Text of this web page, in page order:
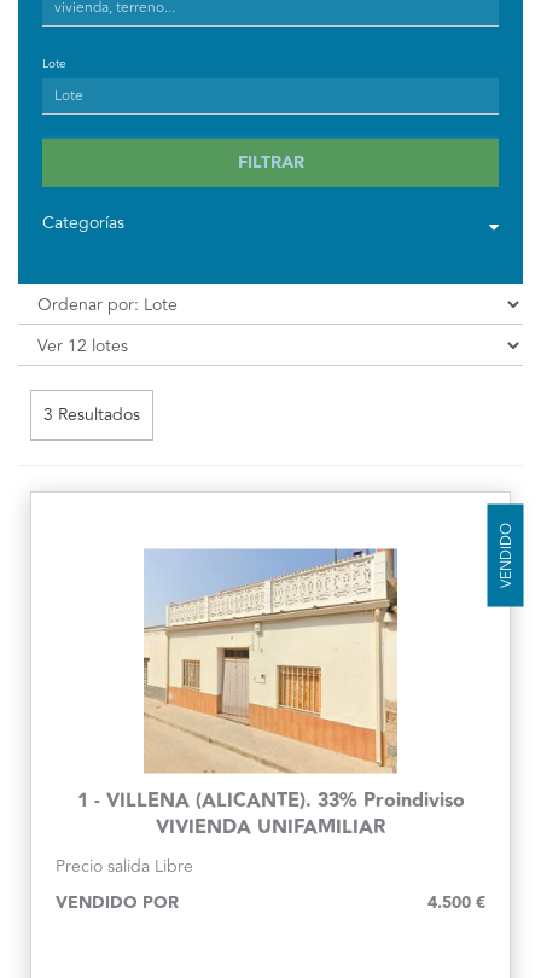
Lote
FILTRAR
Categorías
3 Resultados
VENDIDO
1 - VILLENA (ALICANTE). 33% Proindiviso
VIVIENDA UNIFAMILIAR
Precio salida Libre
VENDIDO POR 4.500 €